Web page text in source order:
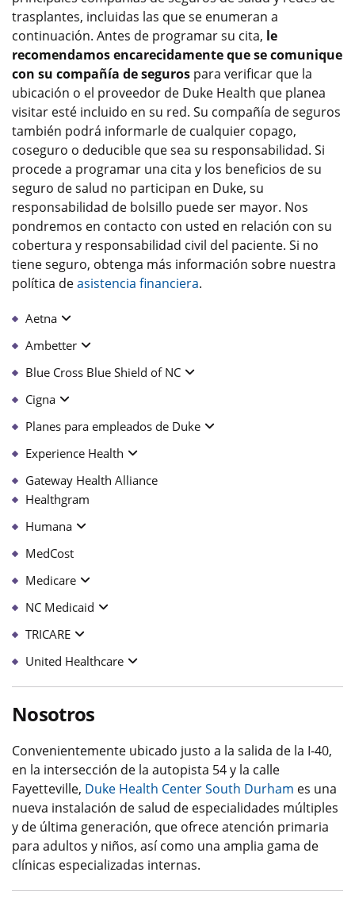
trasplantes, incluidas las que se enumeran a
continuación. Antes de programar su cita, le
recomendamos encarecidamente que se comunique
con su compañía de seguros para verificar que la
ubicación o el proveedor de Duke Health que planea
visitar esté incluido en su red. Su compañía de seguros
también podrá informarle de cualquier copago,
coseguro o deducible que sea su responsabilidad. Si
procede a programar una cita y los beneficios de su
seguro de salud no participan en Duke, su
responsabilidad de bolsillo puede ser mayor. Nos
pondremos en contacto con usted en relación con su
cobertura y responsabilidad civil del paciente. Si no
tiene seguro, obtenga más información sobre nuestra
política deasistencia financiera.
Aetna
Ambetter
Blue Cross Blue Shield of NC
Cigna
Planes para empleados de Duke
Experience Health
Gateway Health Alliance
Healthgram
Humana
MedCost
Medicare
NC Medicaid
TRICARE
United Healthcare
Nosotros
Convenientemente ubicado justo a la salida de la I-40,
en la intersección de la autopista 54 y la calle
Fayetteville, Duke Health Center South Durham es una
nueva instalación de salud de especialidades múltiples
y de última generación, que ofrece atención primaria
para adultos y niños, así como una amplia gama de
clínicas especializadas internas.